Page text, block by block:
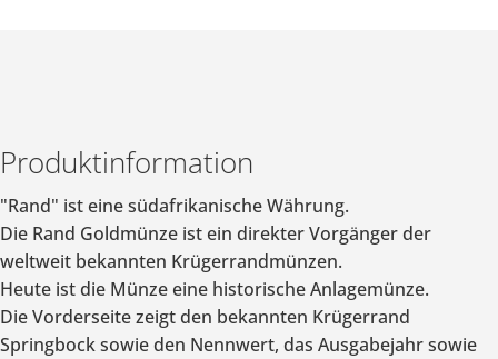
Produktinformation
"Rand" ist eine südafrikanische Währung.
Die Rand Goldmünze ist ein direkter Vorgänger der
weltweit bekannten Krügerrandmünzen.
Heute ist die Münze eine historische Anlagemünze.
Die Vorderseite zeigt den bekannten Krügerrand
Springbock sowie den Nennwert, das Ausgabejahr sowie